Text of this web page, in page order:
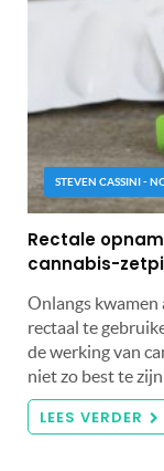
STEVEN CASSINI -
Rectale
cannabis-
Onlangs kwamen
rectaal te
de werking van
niet zo best te
LEES VERDER